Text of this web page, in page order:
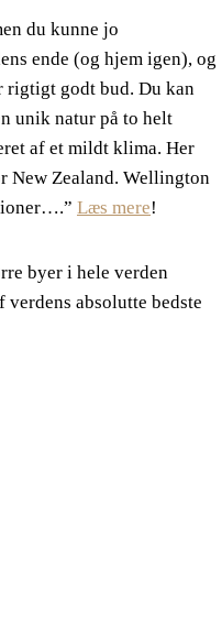
du kunne jo
ende (og hjem igen), og
rigtigt godt bud. Du kan
unik natur på to helt
af et mildt klima. Her
New Zealand. Wellington
Læs mere!
byer i hele verden
absolutte bedste